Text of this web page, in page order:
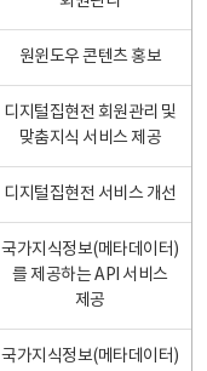
원윈도우 콘텐츠 홍보
디지털집현전 회원관리 및
맞춤지식 서비스 제공
디지털집현전 서비스 개선
국가지식정보(메타데이터)
를 제공하는 API 서비스
제공
국가지식정보(메타데이터)